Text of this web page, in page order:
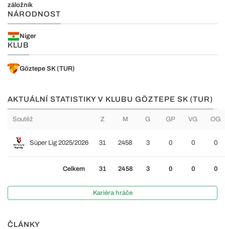
záložník
NÁRODNOST
Niger
KLUB
Göztepe SK (TUR)
AKTUÁLNÍ STATISTIKY V KLUBU GÖZTEPE SK (TUR)
Soutěž Z M G GP VG OG
Süper Lig 2025/2026 31 2458 3 0 0 0
Celkem 31 2458 3 0 0 0
Kariéra hráče
ČLÁNKY